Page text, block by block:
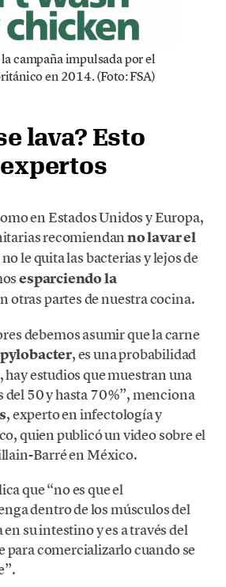
campaña impulsada por el
en 2014. (Foto: FSA)
lava? Esto
en Estados Unidos y Europa,
recomiendanno lavar el
le quita las bacterias y lejos de
esparciendo la
otras partes de nuestra cocina.
debemos asumir que la carne
, es una probabilidad
hay estudios que muestran una
del 50 y hasta 70%”, menciona
, experto en infectología y
quien publicó un video sobre el
Barré en México.
que “no es que el
dentro de los músculos del
su intestino y es a través del
para comercializarlo cuando se